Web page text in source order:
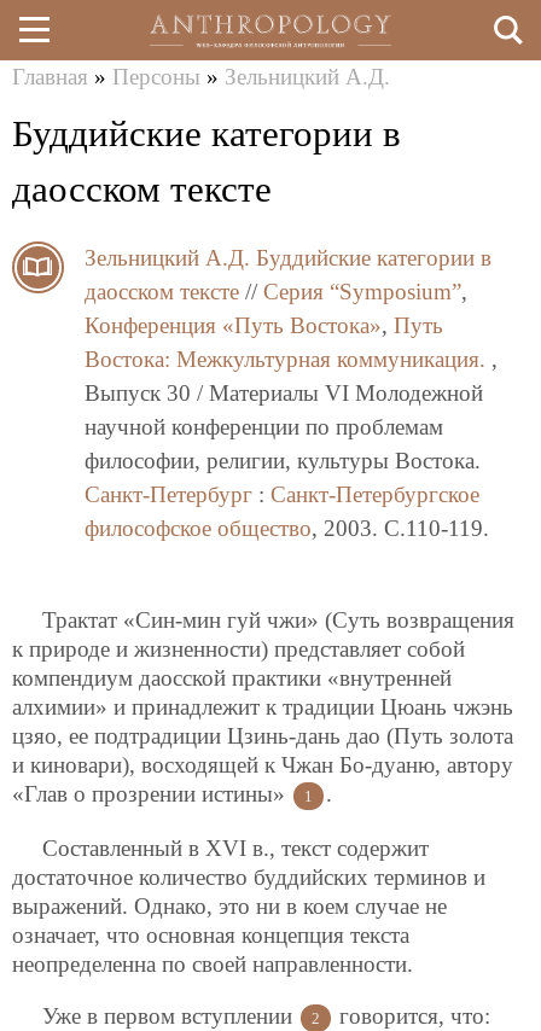
Перейти
к
здесь
Главная » Персоны » Зельницкий А.Д.
Буддийские категории в
даосском тексте
Зельницкий А.Д. Буддийские категории в
даосском тексте // Серия “Symposium”,
Конференция «Путь Востока», Путь
Востока: Межкультурная коммуникация. ,
Выпуск 30 / Материалы VI Молодежной
научной конференции по проблемам
философии, религии, культуры Востока.
Санкт-Петербург : Санкт-Петербургское
философское общество, 2003. C.110-119.
Трактат «Син-мин гуй чжи» (Суть возвращения
к природе и жизненности) представляет собой
компендиум даосской практики «внутренней
алхимии» и принадлежит к традиции Цюань чжэнь
цзяо, ее подтрадиции Цзинь-дань дао (Путь золота
и киновари), восходящей к Чжан Бо-дуаню, автору
«Глав о прозрении истины»
1 .
Составленный в XVI в., текст содержит
достаточное количество буддийских терминов и
выражений. Однако, это ни в коем случае не
означает, что основная концепция текста
неопределенна по своей направленности.
Уже в первом вступлении 2
говорится, что: